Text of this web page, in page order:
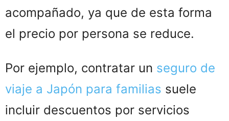
acompañado, ya que de esta forma
el precio por persona se reduce.
Por ejemplo, contratar un seguro de
viaje a Japón para familias suele
incluir descuentos por servicios